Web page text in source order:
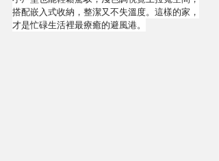
搭配嵌入式收納，整潔又不失溫度。這樣的家，
才是忙碌生活裡最療癒的避風港。